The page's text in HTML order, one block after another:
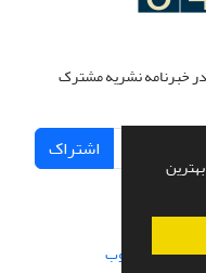
در خبرنامه نشریه مشترک
اشتراک
سازی از سیناوب